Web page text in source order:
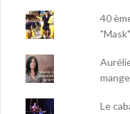
40
"Mask"
Le